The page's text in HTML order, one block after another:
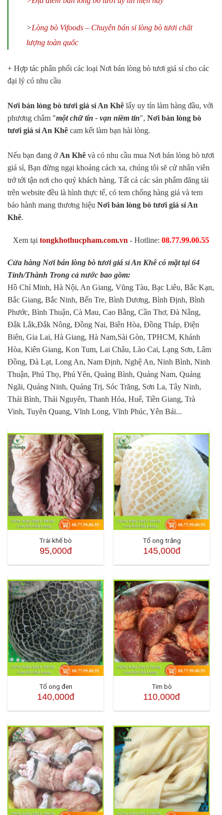
>Lòng bò Vifoods – Chuyên bán sỉ lòng bò tươi chất
lượng toàn quốc
+ Hợp tác phân phối các loại Nơi bán lòng bò tươi giá sỉ cho các
đại lý có nhu cầu
Nơi bán lòng bò tươi giá sỉ An Khê lấy uy tín làm hàng đầu, với
phương châm "một chữ tín - vạn niềm tin", Nơi bán lòng bò
tươi giá sỉ An Khê cam kết làm bạn hài lòng.
Nếu bạn đang ở An Khê và có nhu cầu mua Nơi bán lòng bò tươi
giá sỉ, Bạn đừng ngại khoảng cách xa, chúng tôi sẽ cử nhân viên
trở tới tận nơi cho quý khách hàng. Tất cả các sản phẩm đăng tải
trên website đều là hình thực tế, có tem chống hàng giả và tem
bảo hành mang thương hiệu Nơi bán lòng bò tươi giá sỉ An
Khê.
Xem tại tongkhothucpham.com.vn - Hotline: 08.77.99.00.55
Cửa hàng Nơi bán lòng bò tươi giá sỉ An Khê có mặt tại 64
Tỉnh/Thành Trong cả nước bao gồm:
Hồ Chí Minh, Hà Nội, An Giang, Vũng Tàu, Bạc Liêu, Bắc Kạn,
Bắc Giang, Bắc Ninh, Bến Tre, Bình Dương, Bình Định, Bình
Phước, Bình Thuận, Cà Mau, Cao Bằng, Cần Thơ, Đà Nẵng,
Đắk Lắk,Đắk Nông, Đồng Nai, Biên Hòa, Đồng Tháp, Điện
Biên, Gia Lai, Hà Giang, Hà Nam,Sài Gòn, TPHCM, Khánh
Hòa, Kiên Giang, Kon Tum, Lai Châu, Lào Cai, Lạng Sơn, Lâm
Đồng, Đà Lạt, Long An, Nam Định, Nghệ An, Ninh Bình, Ninh
Thuận, Phú Thọ, Phú Yên, Quảng Bình, Quảng Nam, Quảng
Ngãi, Quảng Ninh, Quảng Trị, Sóc Trăng, Sơn La, Tây Ninh,
Thái Bình, Thái Nguyên, Thanh Hóa, Huế, Tiền Giang, Trà
Vinh, Tuyên Quang, Vĩnh Long, Vĩnh Phúc, Yên Bái...
Trái khế bò
95,000đ
Tổ ong trắng
145,000đ
Tổ ong đen
140,000đ
Tim bò
110,000đ